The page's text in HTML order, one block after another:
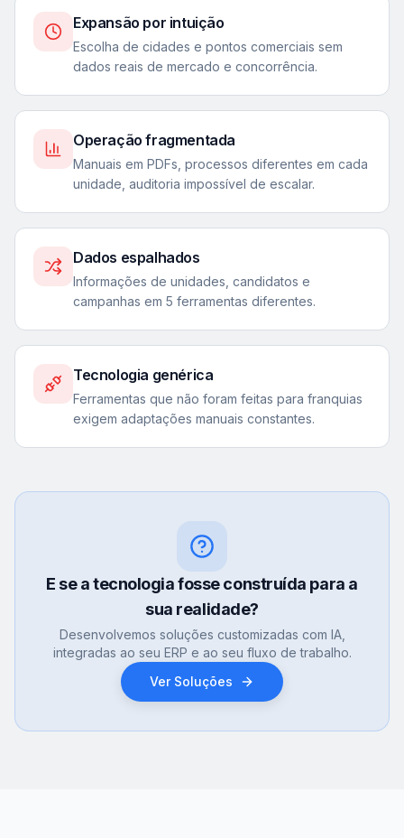
Expansão por intuição
Escolha de cidades e pontos comerciais sem
dados reais de mercado e concorrência.
Operação fragmentada
Manuais em PDFs, processos diferentes em cada
unidade, auditoria impossível de escalar.
Dados espalhados
Informações de unidades, candidatos e
campanhas em 5 ferramentas diferentes.
Tecnologia genérica
Ferramentas que não foram feitas para franquias
exigem adaptações manuais constantes.
E se a tecnologia fosse construída para a
sua realidade?
Desenvolvemos soluções customizadas com IA,
integradas ao seu ERP e ao seu fluxo de trabalho.
Ver Soluções